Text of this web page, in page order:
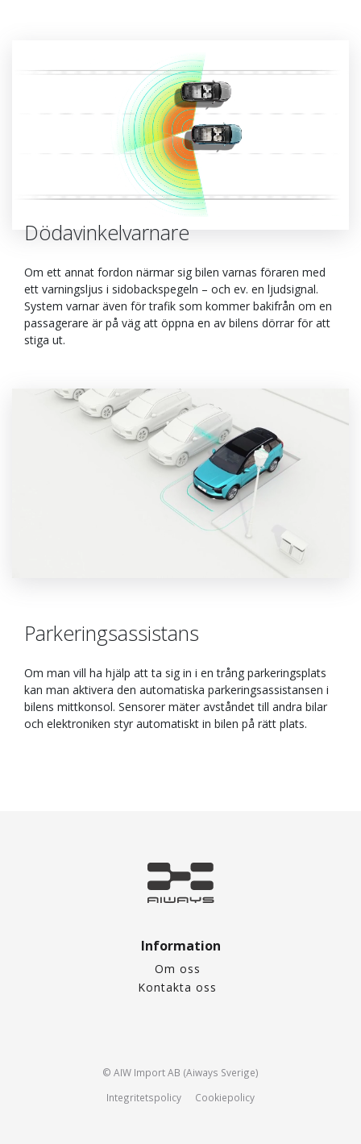
Dödavinkelvarnare
Om ett annat fordon närmar sig bilen varnas föraren med
ett varningsljus i sidobackspegeln – och ev. en ljudsignal.
System varnar även för trafik som kommer bakifrån om en
passagerare är på väg att öppna en av bilens dörrar för att
stiga ut.
Parkeringsassistans
Om man vill ha hjälp att ta sig in i en trång parkeringsplats
kan man aktivera den automatiska parkeringsassistansen i
bilens mittkonsol. Sensorer mäter avståndet till andra bilar
och elektroniken styr automatiskt in bilen på rätt plats.
Information
Om oss
Kontakta oss
© AIW Import AB (Aiways Sverige)
Integritetspolicy
Cookiepolicy